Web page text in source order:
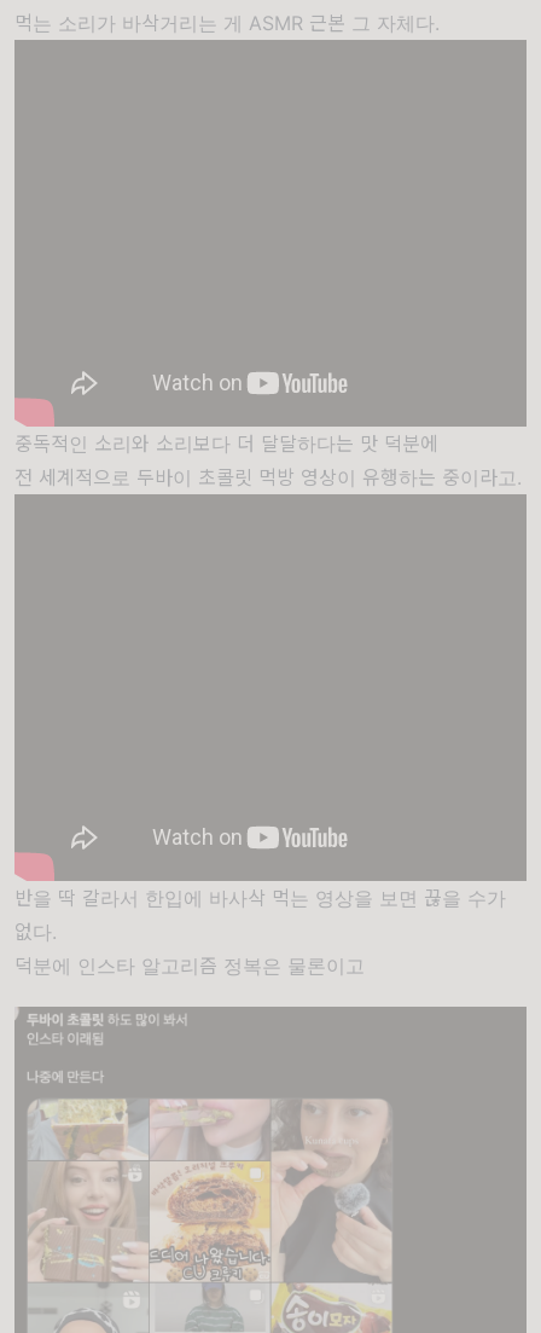
먹는 소리가 바삭거리는 게 ASMR 근본 그 자체다.
중독적인 소리와 소리보다 더 달달하다는 맛 덕분에
전 세계적으로 두바이 초콜릿 먹방 영상이 유행하는 중이라고.
반을 딱 갈라서 한입에 바사삭 먹는 영상을 보면 끊을 수가
없다.
덕분에 인스타 알고리즘 정복은 물론이고